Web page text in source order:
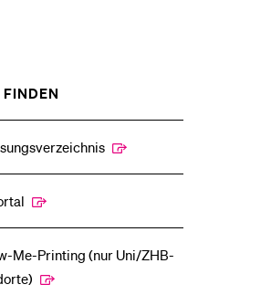
%1$S
UNTERMENÜ
Me-Printing­ ­(nur Uni/ZHB-